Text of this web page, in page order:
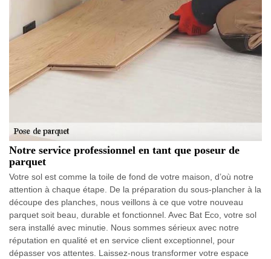
Notre service professionnel en tant que poseur de
parquet
Votre sol est comme la toile de fond de votre maison, d’où notre
attention à chaque étape. De la préparation du sous-plancher à la
découpe des planches, nous veillons à ce que votre nouveau
parquet soit beau, durable et fonctionnel. Avec Bat Eco, votre sol
sera installé avec minutie. Nous sommes sérieux avec notre
réputation en qualité et en service client exceptionnel, pour
dépasser vos attentes. Laissez-nous transformer votre espace